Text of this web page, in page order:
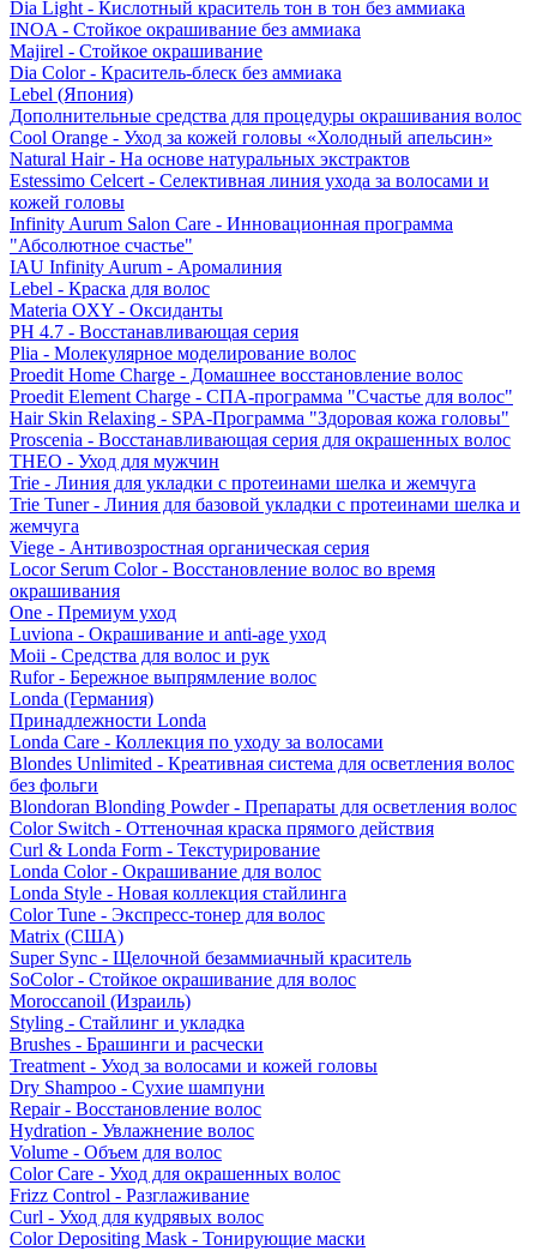
Dia Light - Кислотный краситель тон в тон без аммиака
INOA - Стойкое окрашивание без аммиака
Majirel - Стойкое окрашивание
Dia Color - Краситель-блеск без аммиака
Lebel (Япония)
Дополнительные средства для процедуры окрашивания волос
Cool Orange - Уход за кожей головы «Холодный апельсин»
Natural Hair - На основе натуральных экстрактов
Estessimo Celcert - Селективная линия ухода за волосами и
кожей головы
Infinity Aurum Salon Care - Инновационная программа
"Абсолютное счастье"
IAU Infinity Aurum - Аромалиния
Lebel - Краска для волос
Materia OXY - Оксиданты
PH 4.7 - Восстанавливающая серия
Plia - Молекулярное моделирование волос
Proedit Home Charge - Домашнее восстановление волос
Proedit Element Charge - СПА-программа "Счастье для волос"
Hair Skin Relaxing - SPA-Программа "Здоровая кожа головы"
Proscenia - Восстанавливающая серия для окрашенных волос
THEO - Уход для мужчин
Trie - Линия для укладки с протеинами шелка и жемчуга
Trie Tuner - Линия для базовой укладки с протеинами шелка и
жемчуга
Viege - Антивозростная органическая серия
Locor Serum Color - Восстановление волос во время
окрашивания
One - Премиум уход
Luviona - Окрашивание и anti-age уход
Moii - Средства для волос и рук
Rufor - Бережное выпрямление волос
Londa (Германия)
Принадлежности Londa
Londa Care - Коллекция по уходу за волосами
Blondes Unlimited - Креативная система для осветления волос
без фольги
Blondoran Blonding Powder - Препараты для осветления волос
Color Switch - Оттеночная краска прямого действия
Curl & Londa Form - Текстурирование
Londa Color - Окрашивание для волос
Londa Style - Новая коллекция стайлинга
Color Tune - Экспресс-тонер для волос
Matrix (США)
Super Sync - Щелочной безаммиачный краситель
SoColor - Стойкое окрашивание для волос
Moroccanoil (Израиль)
Styling - Стайлинг и укладка
Brushes - Брашинги и расчески
Treatment - Уход за волосами и кожей головы
Dry Shampoo - Сухие шампуни
Repair - Восстановление волос
Hydration - Увлажнение волос
Volume - Объем для волос
Color Care - Уход для окрашенных волос
Frizz Control - Разглаживание
Curl - Уход для кудрявых волос
Color Depositing Mask - Тонирующие маски